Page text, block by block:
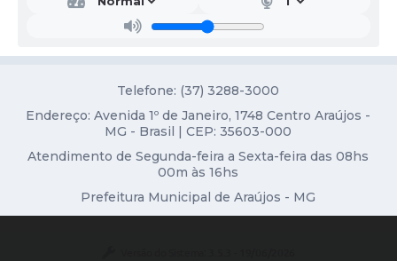
Contratos
Audiências Públicas
Arquivos para Download
Carta de Serviços
Telefone: (37) 3288-3000
Endereço: Avenida 1º de Janeiro, 1748 Centro Araújos -
MG - Brasil | CEP: 35603-000
Atendimento de Segunda-feira a Sexta-feira das 08hs
00m às 16hs
Prefeitura Municipal de Araújos - MG